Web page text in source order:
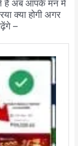
हैं अब आपके मन में
क्या होगी अगर
–